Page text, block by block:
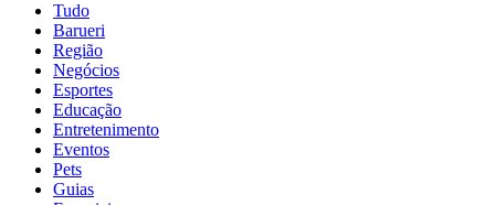
Tudo
Barueri
Região
Negócios
Esportes
Educação
Entretenimento
Eventos
Pets
Guias